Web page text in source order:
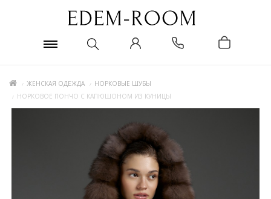
ЖЕНСКАЯ ОДЕЖДА
НОРКОВЫЕ ШУБЫ
НОРКОВОЕ ПОНЧО С КАПЮШОНОМ ИЗ КУНИЦЫ